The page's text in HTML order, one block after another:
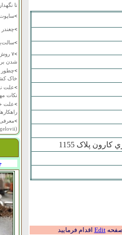
تا
>
>
>
>
۷
شدن
>چطور
خاک
>علت
نکات
>
راهکارها
>
(Cylindropuntia bigelovii)
پلاک 1155
صفحهEdit اقدام فرمایید